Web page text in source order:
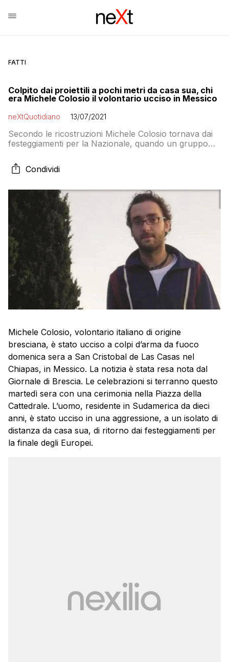
FATTI
Colpito dai proiettili a pochi metri da casa sua, chi
era Michele Colosio il volontario ucciso in Messico
neXtQuotidiano 13/07/2021
Secondo le ricostruzioni Michele Colosio tornava dai
festeggiamenti per la Nazionale, quando un gruppo
Questa sera a Brescia le celebrazioni.
Condividi
Michele Colosio, volontario italiano di origine
bresciana, è stato ucciso a colpi d’arma da fuoco
domenica sera a San Cristobal de Las Casas nel
Chiapas, in Messico. La notizia è stata resa nota dal
Giornale di Brescia. Le celebrazioni si terranno questo
martedì sera con una cerimonia nella Piazza della
Cattedrale. L’uomo, residente in Sudamerica da dieci
anni, è stato ucciso in una aggressione, a un isolato di
distanza da casa sua, di ritorno dai festeggiamenti per
la finale degli Europei.